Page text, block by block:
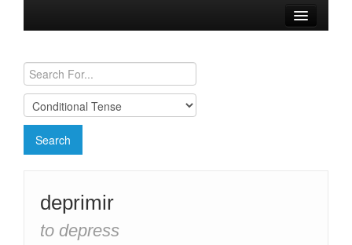
Conjugation Charts
Need a Spanish Tutor?
deprimir
to depress